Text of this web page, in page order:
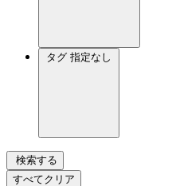
タグ 指定なし
検索する
すべてクリア